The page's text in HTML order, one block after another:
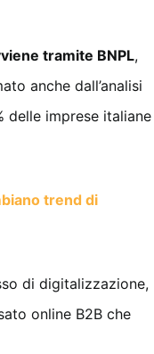
tramite BNPL,
anche dall’analisi
delle imprese italiane
trend di
di digitalizzazione,
online B2B che